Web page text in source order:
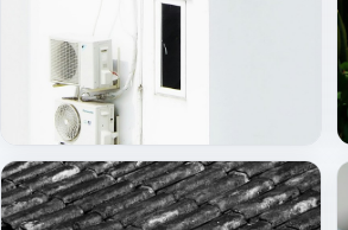
İç ünite (split)